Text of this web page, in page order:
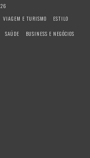
VIAGEM E TURISMO
ESTILO
SAÚDE
BUSINESS E NEGÓCIOS